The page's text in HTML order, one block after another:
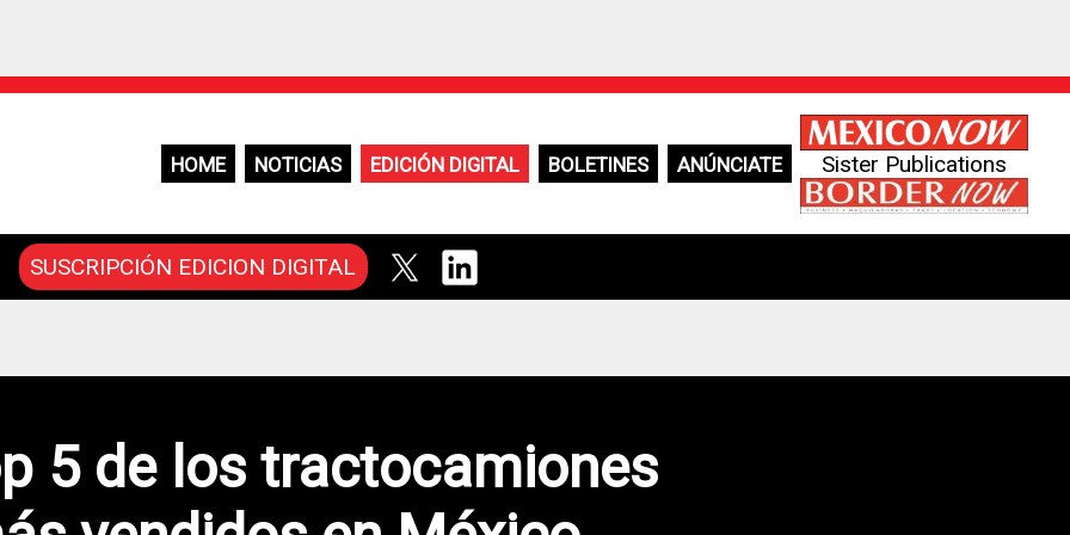
HOME NOTICIAS EDICIÓN DIGITAL BOLETINES ANÚNCIATE Sister Publications
SUSCRIPCIÓN EDICION DIGITAL
5 de los tractocamiones